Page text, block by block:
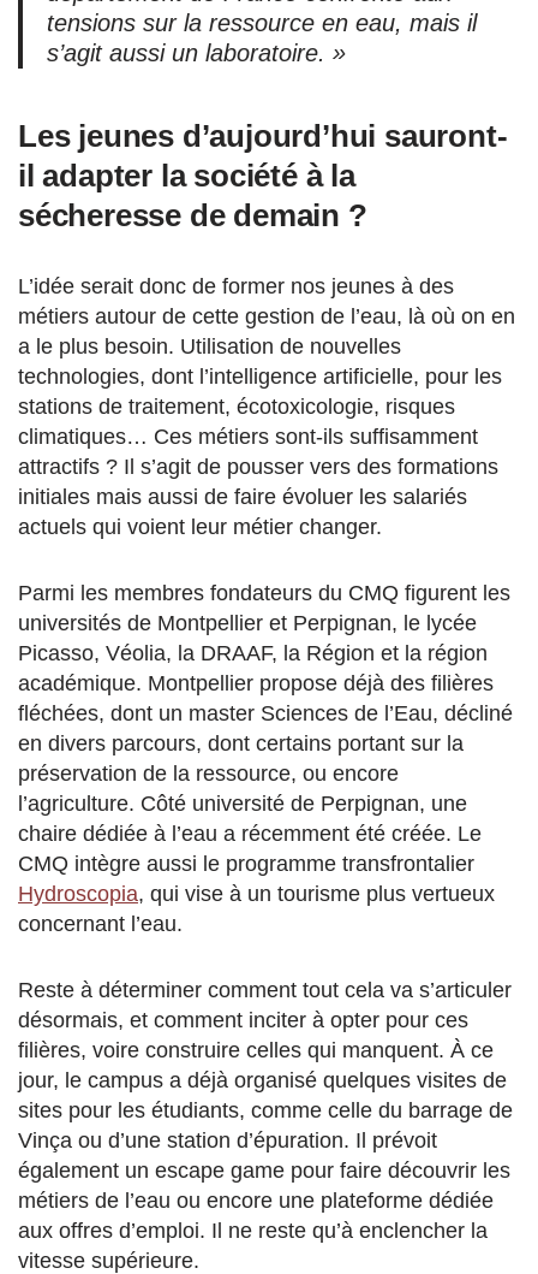
tensions sur la ressource en eau, mais il
s’agit aussi un laboratoire. »
Les jeunes d’aujourd’hui sauront-
il adapter la société à la
sécheresse de demain ?
L’idée serait donc de former nos jeunes à des
métiers autour de cette gestion de l’eau, là où on en
a le plus besoin. Utilisation de nouvelles
technologies, dont l’intelligence artificielle, pour les
stations de traitement, écotoxicologie, risques
climatiques… Ces métiers sont-ils suffisamment
attractifs ? Il s’agit de pousser vers des formations
initiales mais aussi de faire évoluer les salariés
actuels qui voient leur métier changer.
Parmi les membres fondateurs du CMQ figurent les
universités de Montpellier et Perpignan, le lycée
Picasso, Véolia, la DRAAF, la Région et la région
académique. Montpellier propose déjà des filières
fléchées, dont un master Sciences de l’Eau, décliné
en divers parcours, dont certains portant sur la
préservation de la ressource, ou encore
l’agriculture. Côté université de Perpignan, une
chaire dédiée à l’eau a récemment été créée. Le
CMQ intègre aussi le programme transfrontalier
Hydroscopia, qui vise à un tourisme plus vertueux
concernant l’eau.
Reste à déterminer comment tout cela va s’articuler
désormais, et comment inciter à opter pour ces
filières, voire construire celles qui manquent. À ce
jour, le campus a déjà organisé quelques visites de
sites pour les étudiants, comme celle du barrage de
Vinça ou d’une station d’épuration. Il prévoit
également un escape game pour faire découvrir les
métiers de l’eau ou encore une plateforme dédiée
aux offres d’emploi. Il ne reste qu’à enclencher la
vitesse supérieure.